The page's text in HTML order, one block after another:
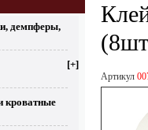
демпферы,
[+]
кроватные
Артикул